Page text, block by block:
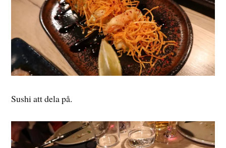
Sushi att dela på.